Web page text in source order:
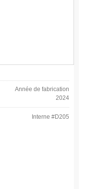
Année de fabrication
2024
Interne #D205